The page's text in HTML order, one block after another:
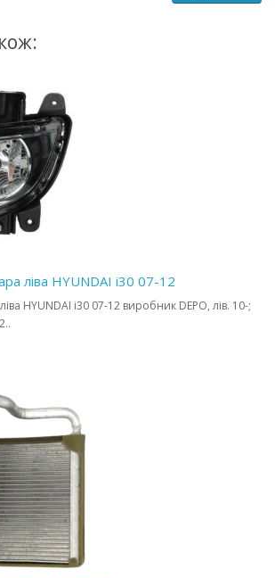
ліва HYUNDAI i30 07-12
HYUNDAI i30 07-12 виробник DEPO, лів. 10-;